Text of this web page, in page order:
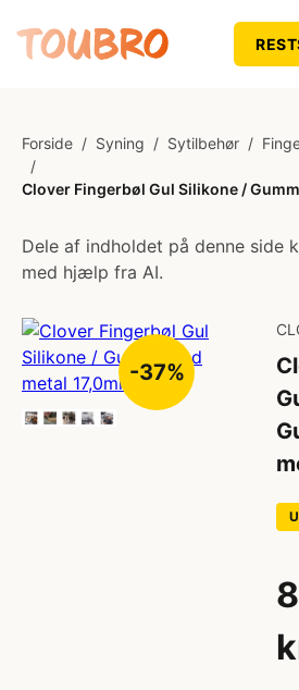
Forside / Syning / Sytilbehør /
/
Clover Fingerbøl Gul Silikone /
Dele af indholdet på denne side
med hjælp fra AI.
-37%